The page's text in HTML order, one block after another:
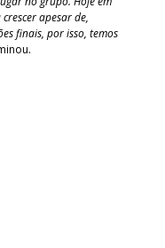
apesar de,
finais, por isso, temos